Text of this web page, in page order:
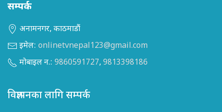
सम्पर्क
अनामनगर, काठमाडौं
इमेल: onlinetvnepal123@gmail.com
मोबाइल न.: 9860591727, 9813398186
विज्ञापनका लागि सम्पर्क